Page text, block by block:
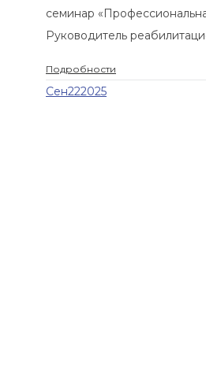
семинар «Профессиональная
Руководитель
Подробности
2025